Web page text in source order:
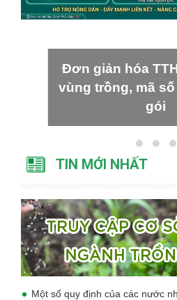
Đơn giản hóa
vùng trồng, mã
gói
TIN MỚI NHẤT
Một số quy định của các nước